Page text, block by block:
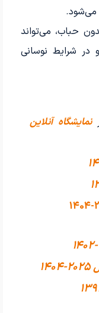
می‌شود.
حباب، می‌تواند
شرایط نوسانی
نمایشگاه آنلاین